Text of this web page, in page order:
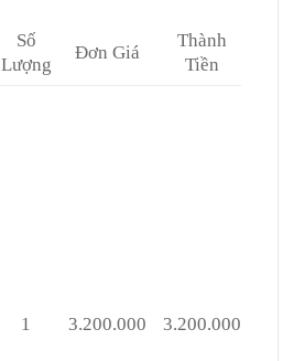
Số
Lượng
Đơn Giá
Thành
Tiền
1 3.200.000 3.200.000